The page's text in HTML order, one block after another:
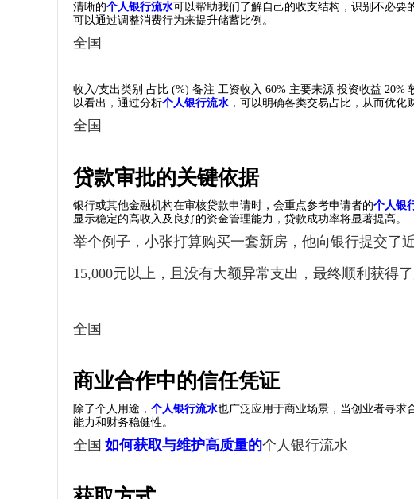
清晰的个人银行流水可以帮助我们了解自己的收支结构，识别不必
可以通过调整消费行为来提升储蓄比例。
全国
收入/支出类别 占比 (%) 备注 工资收入 60% 主要来源 投资收益
以看出，通过分析个人银行流水，可以明确各类交易占比，从而优化
全国
贷款审批的关键依据
银行或其他金融机构在审核贷款申请时，会重点参考申请者的个人银
显示稳定的高收入及良好的资金管理能力，贷款成功率将显著提高。
举个例子，小张打算购买一套新房，他向银行提交了
15,000元以上，且没有大额异常支出，最终顺利获得了
全国
商业合作中的信任凭证
除了个人用途， 个人银行流水也广泛应用于商业场景，当创业者寻求
能力和财务稳健性。
全国 如何获取与维护高质量的个人银行流水